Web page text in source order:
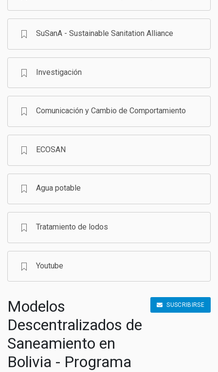
SuSanA - Sustainable Sanitation Alliance
Investigación
Comunicación y Cambio de Comportamiento
ECOSAN
Agua potable
Tratamiento de lodos
Youtube
Modelos
Descentralizados de
Saneamiento en
Bolivia - Programa
SUSCRIBIRSE